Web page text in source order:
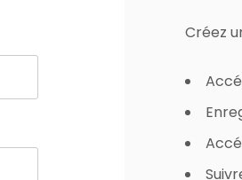
Pour La
Créez